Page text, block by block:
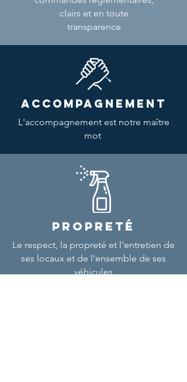
clairs et en toute
transparence
ACCOMPAGNEMENT
L'accompagnement est notre maître
mot
PROPRETÉ
Le respect, la propreté et l'entretien de
ses locaux et de l'ensemble de ses
véhicules